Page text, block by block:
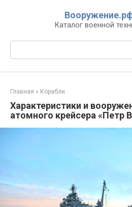
Каталог военной
Поиск:
Главная » Корабли
Характеристики и
атомного крейсера «Петр